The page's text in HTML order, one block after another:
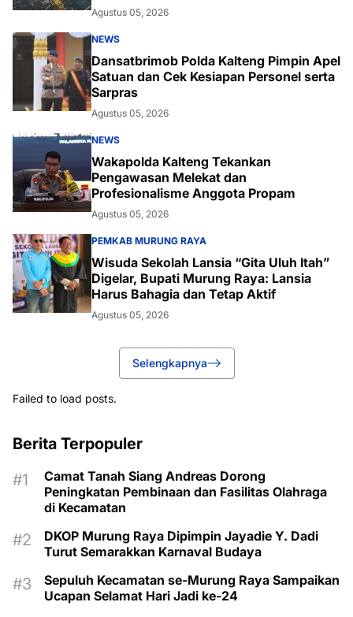
Agustus 05, 2026
NEWS
Dansatbrimob Polda Kalteng Pimpin Apel
Satuan dan Cek Kesiapan Personel serta
Sarpras
Agustus 05, 2026
NEWS
Wakapolda Kalteng Tekankan
Pengawasan Melekat dan
Profesionalisme Anggota Propam
Agustus 05, 2026
PEMKAB MURUNG RAYA
Wisuda Sekolah Lansia “Gita Uluh Itah”
Digelar, Bupati Murung Raya: Lansia
Harus Bahagia dan Tetap Aktif
Agustus 05, 2026
Selengkapnya
Failed to load posts.
Berita Terpopuler
Camat Tanah Siang Andreas Dorong
Peningkatan Pembinaan dan Fasilitas Olahraga
di Kecamatan
DKOP Murung Raya Dipimpin Jayadie Y. Dadi
Turut Semarakkan Karnaval Budaya
Sepuluh Kecamatan se-Murung Raya Sampaikan
Ucapan Selamat Hari Jadi ke-24